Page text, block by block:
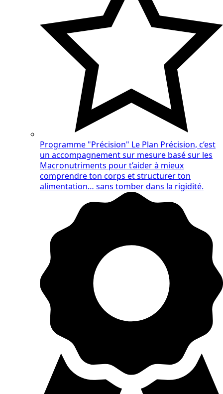
Programme "Précision" Le Plan Précision, c’est
un accompagnement sur mesure basé sur les
Macronutriments pour t’aider à mieux
comprendre ton corps et structurer ton
alimentation… sans tomber dans la rigidité.